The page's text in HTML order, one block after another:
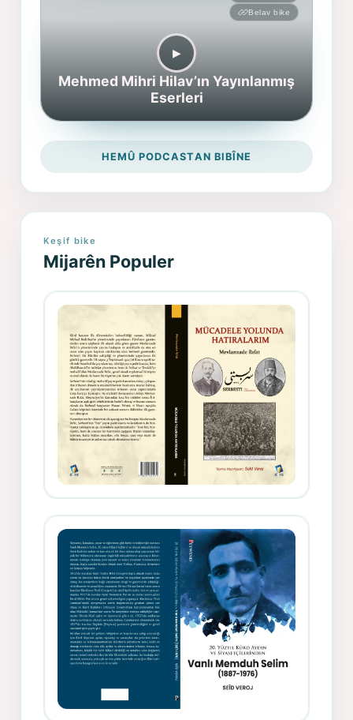
Belav bike
▶︎
Mehmed Mihri Hilav’ın Yayınlanmış
Eserleri
HEMÛ PODCASTAN BIBÎNE
Keşif bike
Mijarên Populer
Rıfat - Seîd Veroj